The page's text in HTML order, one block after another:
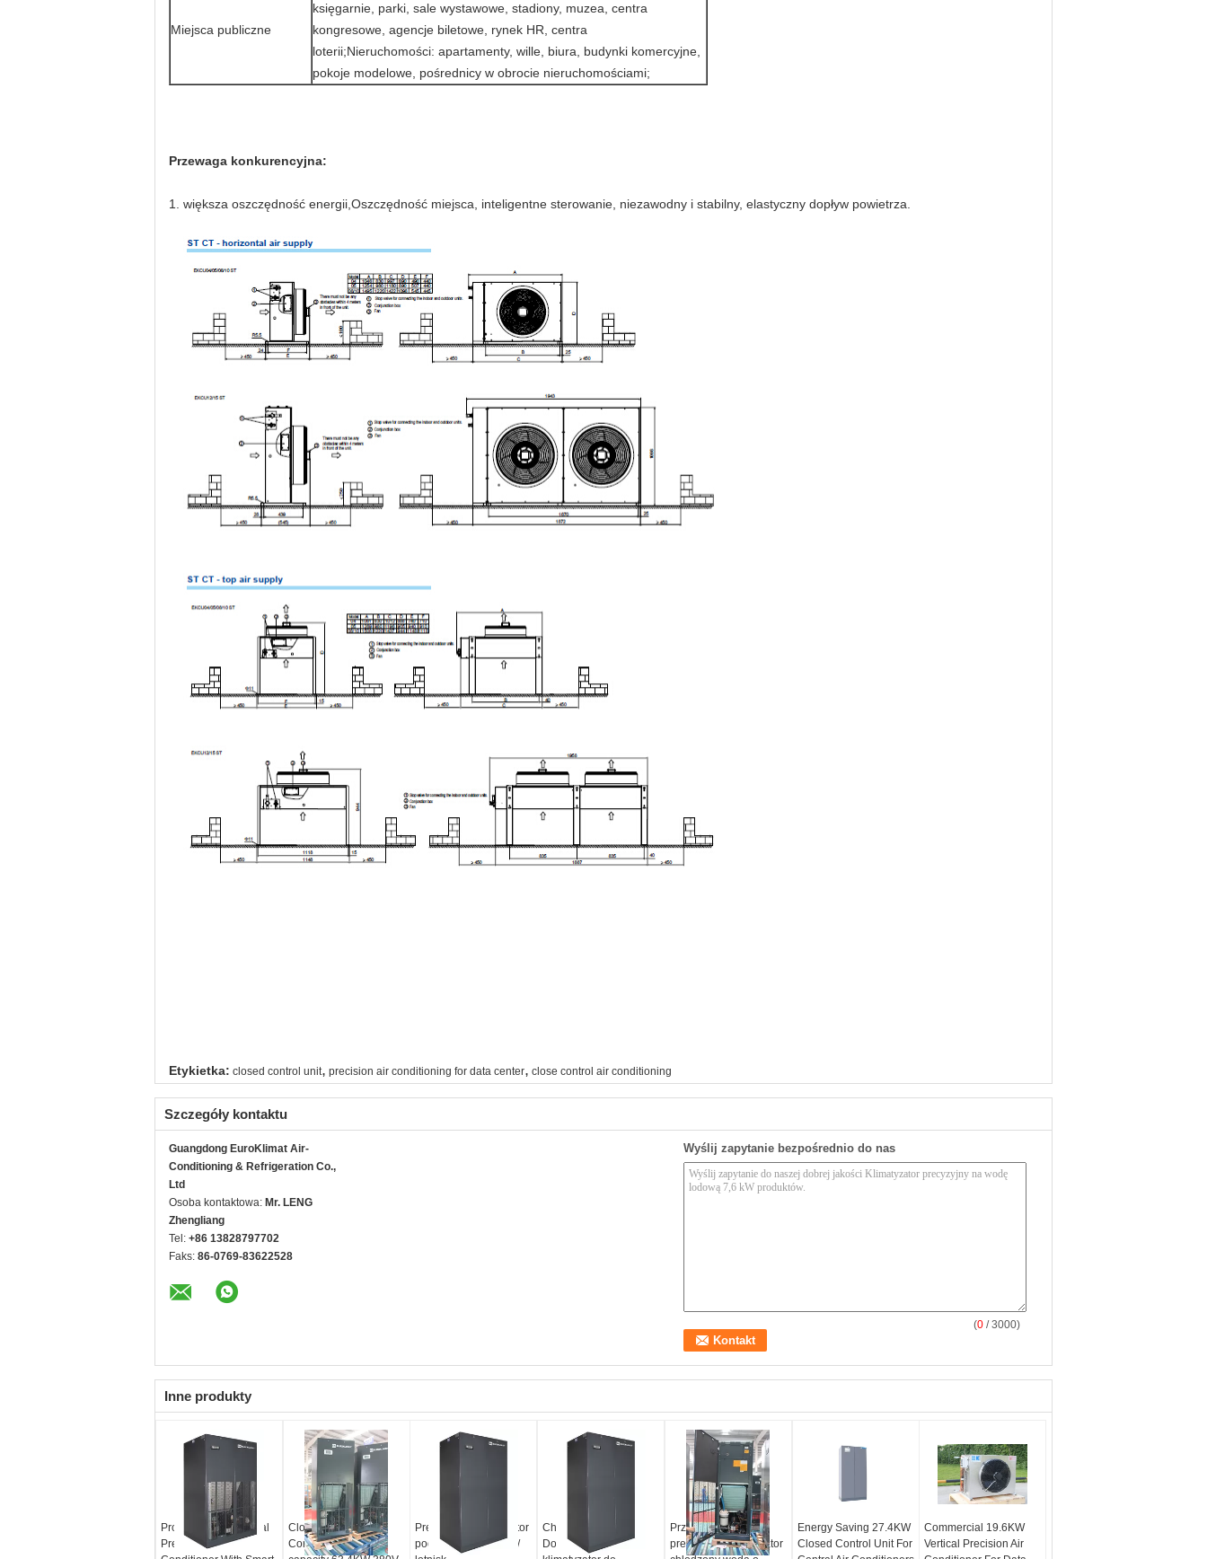
Miejsca publiczne
księgarnie, parki, sale wystawowe, stadiony, muzea, centra
kongresowe, agencje biletowe, rynek HR, centra
loterii;Nieruchomości: apartamenty, wille, biura, budynki komercyjne,
pokoje modelowe, pośrednicy w obrocie nieruchomościami;
Przewaga konkurencyjna:
1. większa oszczędność energii, Oszczędność miejsca, inteligentne sterowanie, niezawodny i stabilny, elastyczny dopływ powietrza.
Etykietka: closed control unit, precision air conditioning for data center, close control air conditioning
Szczegóły kontaktu
Guangdong EuroKlimat Air-
Conditioning & Refrigeration Co.,
Ltd
Osoba kontaktowa: Mr. LENG
Zhengliang
Tel: +86 13828797702
Faks: 86-0769-83622528
Wyślij zapytanie bezpośrednio do nas
(0 / 3000)
Inne produkty
Professional Industrial
Precision Air
Close Control Air
Conditioning with
Precyzyjny klimatyzator
podłogowy do metra /
Chłodzona woda
DownFlow Zamknij
Przemysłowy
precyzyjny klimatyzator
Energy Saving 27.4KW
Closed Control Unit For
Commercial 19.6KW
Vertical Precision Air